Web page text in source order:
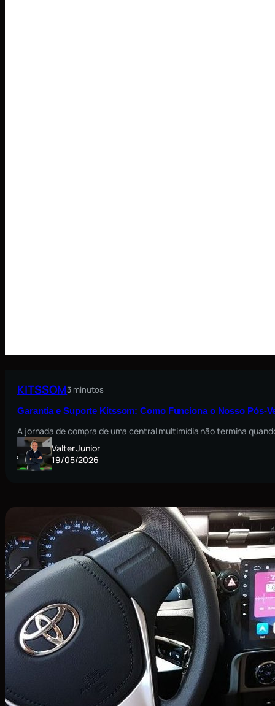
KITSSOM3 minutos
Garantia e Suporte Kitssom: Como Funciona o Nosso Pós-
A jornada de compra de uma central multimídia não termina
Valter Junior
19/05/2026